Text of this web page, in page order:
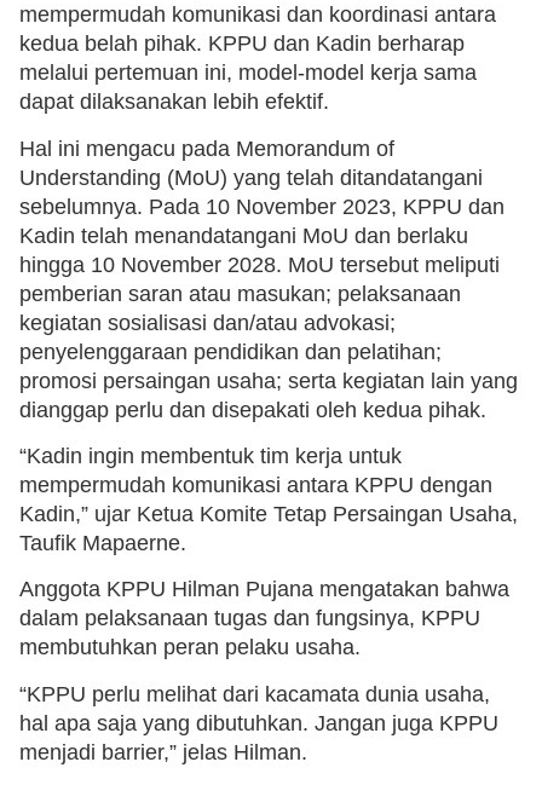
mempermudah komunikasi dan koordinasi antara
kedua belah pihak. KPPU dan Kadin berharap
melalui pertemuan ini, model-model kerja sama
dapat dilaksanakan lebih efektif.
Hal ini mengacu pada Memorandum of
Understanding (MoU) yang telah ditandatangani
sebelumnya. Pada 10 November 2023, KPPU dan
Kadin telah menandatangani MoU dan berlaku
hingga 10 November 2028. MoU tersebut meliputi
pemberian saran atau masukan; pelaksanaan
kegiatan sosialisasi dan/atau advokasi;
penyelenggaraan pendidikan dan pelatihan;
promosi persaingan usaha; serta kegiatan lain yang
dianggap perlu dan disepakati oleh kedua pihak.
“Kadin ingin membentuk tim kerja untuk
mempermudah komunikasi antara KPPU dengan
Kadin,” ujar Ketua Komite Tetap Persaingan Usaha,
Taufik Mapaerne.
Anggota KPPU Hilman Pujana mengatakan bahwa
dalam pelaksanaan tugas dan fungsinya, KPPU
membutuhkan peran pelaku usaha.
“KPPU perlu melihat dari kacamata dunia usaha,
hal apa saja yang dibutuhkan. Jangan juga KPPU
menjadi barrier,” jelas Hilman.